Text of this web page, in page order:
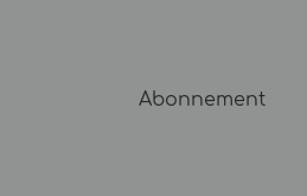
Abonnement